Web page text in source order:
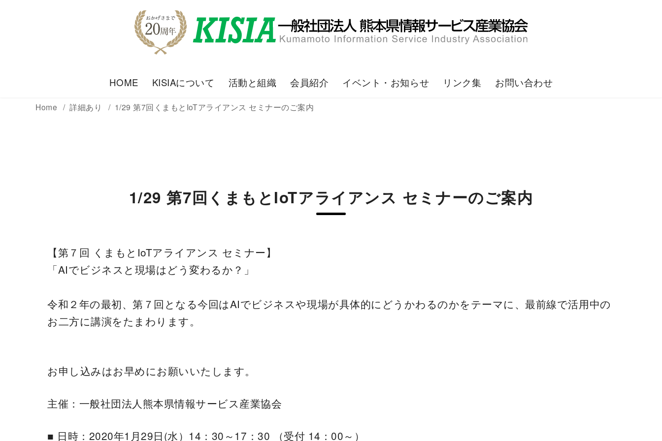
HOME KISIAについて 活動と組織 会員紹介 イベント・お知らせ リンク集 お問い合わせ
Home 詳細あり 1/29 第7回くまもとIoTアライアンス セミナーのご案内
1/29 第7回くまもとIoTアライアンス セミナーのご案内
【第７回 くまもとIoTアライアンス セミナー】
「AIでビジネスと現場はどう変わるか？」
令和２年の最初、第７回となる今回はAIでビジネスや現場が具体的に どうかわるのかをテーマに、最前線で活用中の
お二方に講演をたまわります。
お申し込みはお早めにお願いいたします。
主催：一般社団法人熊本県情報サービス産業協会
■ 日時：2020年1月29日(水）14：30～17：30 （受付 14：00～）